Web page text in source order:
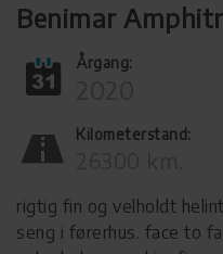
Benimar
Årgang:
Kilometerstand:
rigtig fin og velholdt
seng i førerhus. face to